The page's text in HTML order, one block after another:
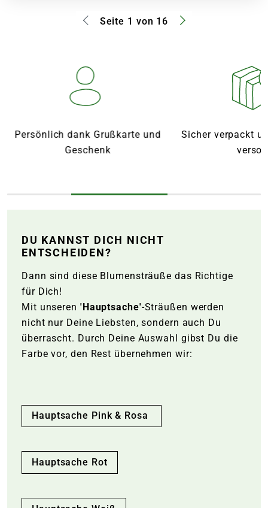
Seite 1 von 16
Sicher verpackt und mit Wasser
versorgt
Pünktliche
DU KANNST DICH NICHT
ENTSCHEIDEN?
Dann sind diese Blumensträuße das Richtige
für Dich!
Mit unseren 'Hauptsache'-Sträußen werden
nicht nur Deine Liebsten, sondern auch Du
überrascht. Durch Deine Auswahl gibst Du die
Farbe vor, den Rest übernehmen wir:
Hauptsache Pink & Rosa
Hauptsache Rot